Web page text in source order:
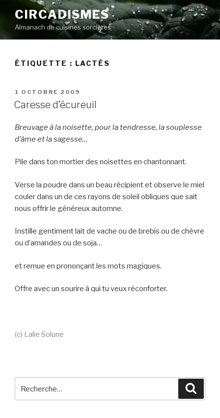
contenu
principal
CIRCADISMES
Almanach de cuisines sorcières
ÉTIQUETTE : LACTÉS
PUBLIÉ
LE
1 OCTOBRE 2009
Caresse d’écureuil
Breuvage à la noisette, pour la tendresse, la souplesse
d’âme et la sagesse…
Pile dans ton mortier des noisettes en chantonnant.
Verse la poudre dans un beau récipient et observe le miel
couler dans un de ces rayons de soleil obliques que sait
nous offrir le généreux automne.
Instille gentiment lait de vache ou de brebis ou de chèvre
ou d’amandes ou de soja…
et remue en prononçant les mots magiques.
Offre avec un sourire à qui tu veux réconforter.
(c) Lalie Solune
pour